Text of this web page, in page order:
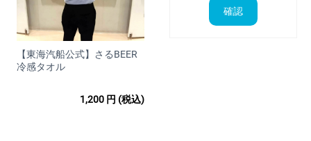
※営業時間外のお問い合わせに関しては翌営業日の受付となり
ます。
■販売価格
示しております。
【東海汽船公式】さるBEER
冷感タオル
1,200 円 (税込)
確認